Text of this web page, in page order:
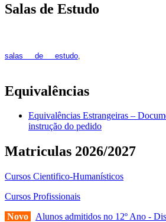
Salas de Estudo
salas de estudo,
Equivalências
Equivalências Estrangeiras –
instrução do pedido
Matriculas 2026/2027
Cursos Cientifico-Humanísticos
Cursos Profissionais
Novo
Alunos admitidos no 12º Ano -